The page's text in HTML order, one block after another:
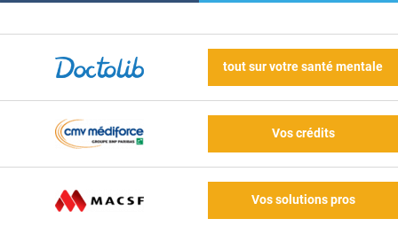
tout sur votre santé mentale
Vos crédits
Vos solutions pros